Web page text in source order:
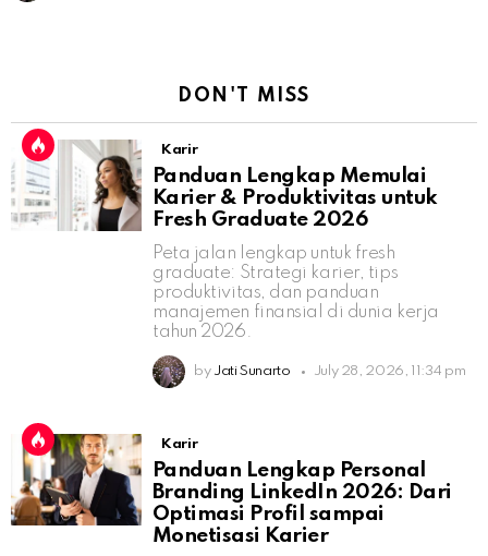
DON'T MISS
Karir
Panduan Lengkap Memulai
Karier & Produktivitas untuk
Fresh Graduate 2026
Peta jalan lengkap untuk fresh
graduate: Strategi karier, tips
produktivitas, dan panduan
manajemen finansial di dunia kerja
tahun 2026.
by Jati Sunarto July 28, 2026, 11:34 pm
Karir
Panduan Lengkap Personal
Branding LinkedIn 2026: Dari
Optimasi Profil sampai
Monetisasi Karier